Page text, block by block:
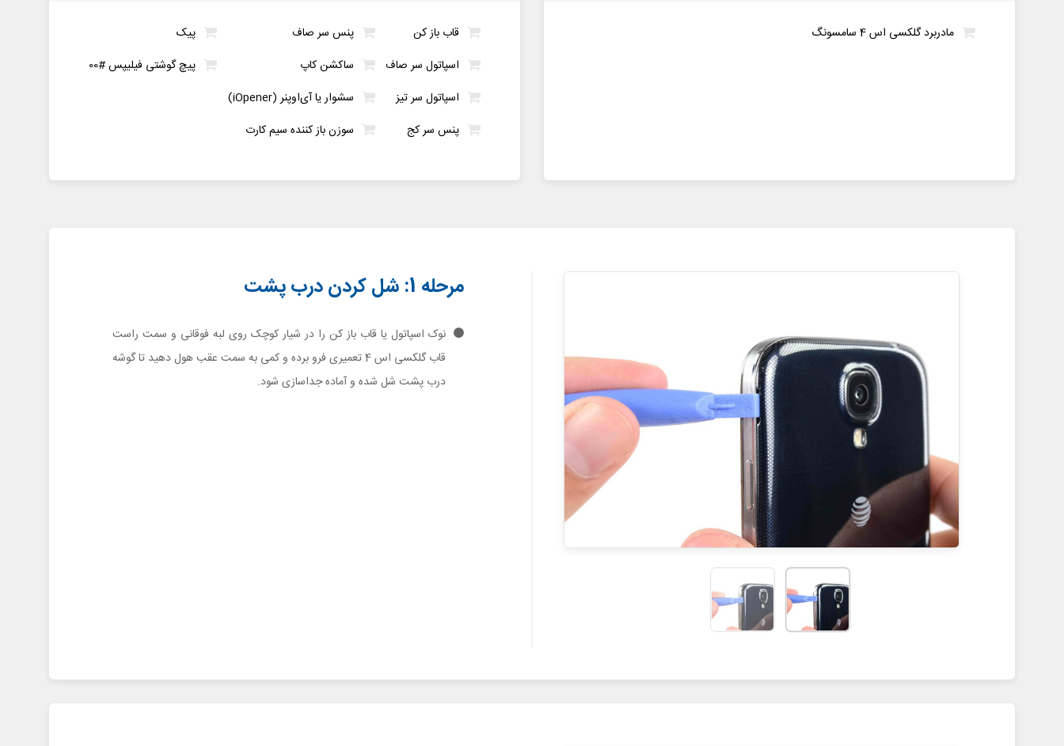
مادربرد گلکسی اس 4 سامسونگ
قاب باز کن
اسپاتول سر صاف
اسپاتول سر تیز
پنس سر کج
پنس سر صاف
ساکشن کاپ
سشوار یا آی‌اوپنر (iOpener)
سوزن باز کننده سیم کارت
پیک
پیچ گوشتی فیلیپس #00
مرحله 1: شل کردن درب پشت
نوک اسپاتول یا قاب باز کن را در شیار کوچک روی لبه فوقانی و سمت راست
قاب گلکسی اس 4 تعمیری فرو برده و کمی به سمت عقب هول دهید تا گوشه
درب پشت شل شده و آماده جداسازی شود.